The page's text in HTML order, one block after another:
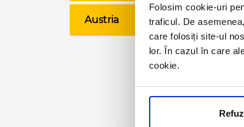
Folosim cookie-uri
traficul. De
care folosiți site-ul
lor. În cazul în care
cookie.
Austria